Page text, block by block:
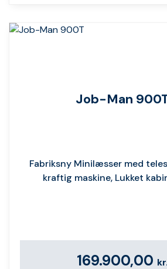
Job-Man
Fabriksny Minilæsser med
kraftig maskine, Lukket
169.900,00 kr.